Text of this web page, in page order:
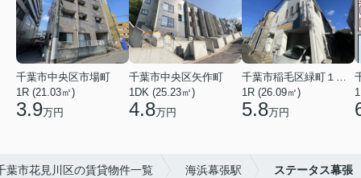
千葉市中央区市場町
1R (21.03㎡)
3.9万円
千葉市中央区矢作町
1DK (25.23㎡)
4.8万円
千葉市稲毛区緑町１丁目
1R (26.09㎡)
5.8万円
葉市花見川区の賃貸物件一覧 海浜幕張駅 ステータス幕張